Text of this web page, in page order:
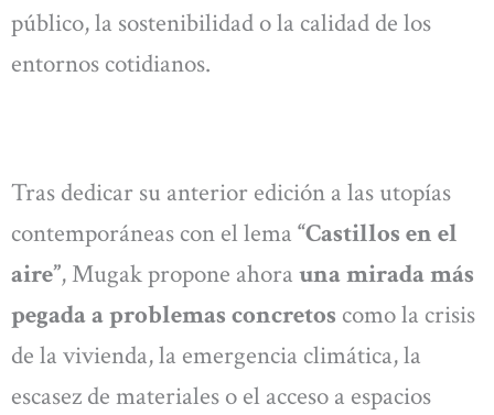
público, la sostenibilidad o la calidad de los
entornos cotidianos.
Tras dedicar su anterior edición a las utopías
contemporáneas con el lema “Castillos en el
aire”, Mugak propone ahora una mirada más
pegada a problemas concretos como la crisis
de la vivienda, la emergencia climática, la
escasez de materiales o el acceso a espacios